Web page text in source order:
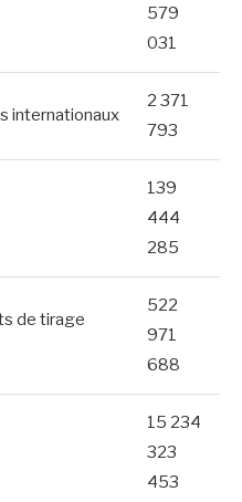
579
031
internationaux
2 371
793
139
444
285
de tirage
522
971
688
15 234
323
453